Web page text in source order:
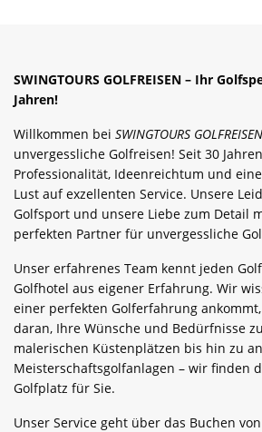
SWINGTOURS GOLFREISEN – Ihr
Jahren!
Willkommen beiSWINGTOURS
unvergessliche Golfreisen! Seit 30
Professionalität, Ideenreichtum und
Lust auf exzellenten Service. Unsere
Golfsport und unsere Liebe zum Detail
perfekten Partner für unvergessliche
Unser erfahrenes Team kennt jeden
Golfhotel aus eigener Erfahrung. Wir
einer perfekten Golferfahrung
daran, Ihre Wünsche und Bedürfnisse
malerischen Küstenplätzen bis hin zu
Meisterschaftsgolfanlagen – wir finden
Golfplatz für Sie.
Unser Service geht über das Buchen